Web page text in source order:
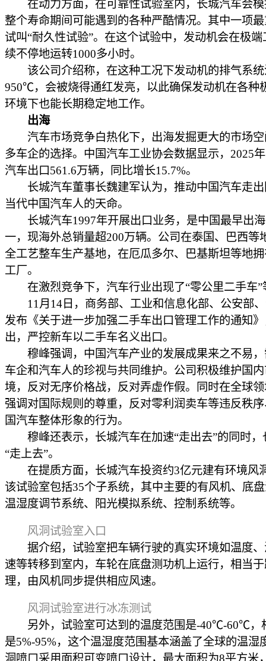
在动力方面，在可靠性试验室内，长城汽车会模
整个寿命期间可能遇到的各种严酷情况。其中一项
试叫“耐久性试验”。在这个试验中，发动机会在极端
续不停地运转1000多小时。
该公司介绍称，在这种工况下发动机的排气系统
950℃，会被烧得通红发亮，以此确保发动机在各种
环境下也能长期稳定地工作。
出海
汽车市场竞争白热化下，出海发掘更大的市场空
多车企的选择。中国汽车工业协会数据显示，2025
汽车出口561.6万辆，同比增长15.7%。
长城汽车董事长魏建军认为，推动中国汽车走出
当代中国汽车人的天命。
长城汽车1997年开展出口业务，是中国最早出
一，现海外总销量超200万辆。公司在泰国、巴西等
全工艺整车生产基地，在厄瓜多尔、巴基斯坦等地
工厂。
在激烈竞争下，汽车行业出现了“零公里二手车”
11月14日，商务部、工业和信息化部、公安部
发布《关于进一步加强二手车出口管理工作的通知
出，严控新车以二手车名义出口。
穆峰强调，中国汽车产业的发展成果来之不易，
车企和汽车人的珍视与共同维护。公司积极维护国
境，反对无序价格战，反对弄虚作假。同时在全球
强调对国际规则的尊重，反对零利润卖车等违反秩
国汽车整体形象的行为。
穆峰还表示，长城汽车在加速“走出去”的同时，
“走上去”。
在提质方面，长城汽车投资约3亿元建有环境风
该试验室包括35个子系统，其中主要的有风机、底
温湿度调节系统、阳光模拟系统、控制系统等。
风洞试验室入口
据介绍，试验室把车辆行驶的真实环境如温度、
速等转移到室内，车轮在底盘测功机上运行，相当
理，由风机同步提供相应风速。
风洞试验室进行冰冻测试
另外，试验室可达到的温度范围是-40℃-60℃，
是5%-95%，这个温湿度范围基本涵盖了全球的温湿
洞喷口采用面积可变喷口设计，最大面积为8平方米